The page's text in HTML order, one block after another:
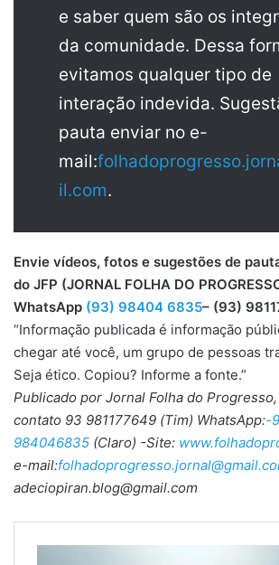
e saber quem são os
da comunidade. Dessa
evitamos qualquer tipo de
interação indevida.
pauta enviar no e-
mail:
il.com.
Envie vídeos, fotos e sugestões de
do JFP (JORNAL FOLHA DO
WhatsApp (93) 98404 6835– (93)
“Informação publicada é informação
chegar até você, um grupo de pessoas
Seja ético. Copiou? Informe a fonte.”
Publicado por Jornal Folha do
contato 93 981177649 (Tim) WhatsApp:-
984046835 (Claro) -Site:
e-mail:
adeciopiran.blog@gmail.com